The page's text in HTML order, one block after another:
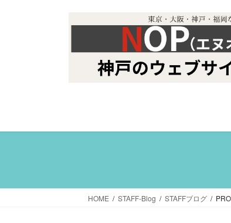
プ
動
HOME STAFF-Blog STAFFブログ